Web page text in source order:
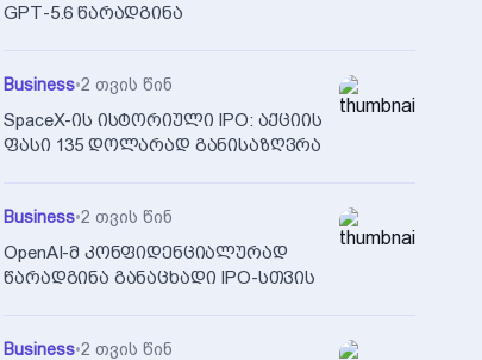
GPT-5.6 წარადგინა
Business•2 თვის წინ
SpaceX-ის ისტორიული IPO: აქციის
ფასი 135 დოლარად განისაზღვრა
Business•2 თვის წინ
OpenAI-მ კონფიდენციალურად
წარადგინა განაცხადი IPO-სთვის
Business•2 თვის წინ